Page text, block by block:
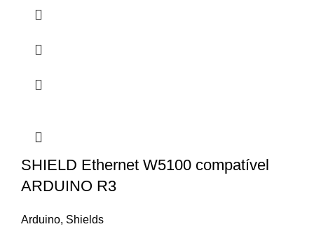
SHIELD Ethernet W5100 compatível
ARDUINO R3
Arduino, Shields